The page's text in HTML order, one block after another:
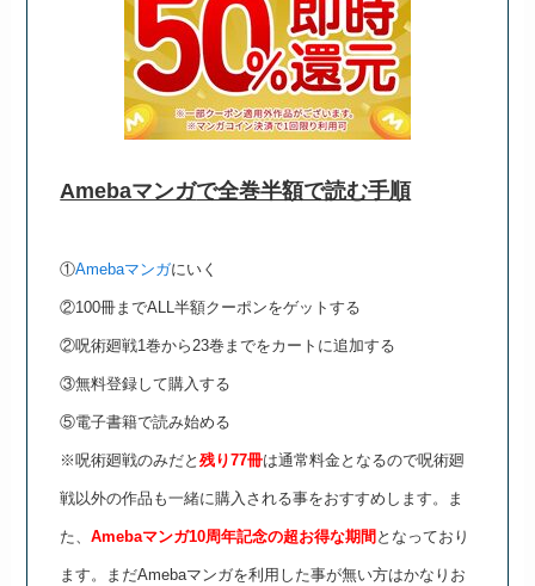
Amebaマンガで全巻半額で読む手順
①Amebaマンガにいく
②100冊までALL半額クーポンをゲットする
②呪術廻戦1巻から23巻までをカートに追加する
③無料登録して購入する
⑤電子書籍で読み始める
※呪術廻戦のみだと残り77冊は通常料金となるので呪術廻
戦以外の作品も一緒に購入される事をおすすめします。ま
た、Amebaマンガ10周年記念の超お得な期間 となっており
ます。まだAmebaマンガを利用した事が無い方はかなりお